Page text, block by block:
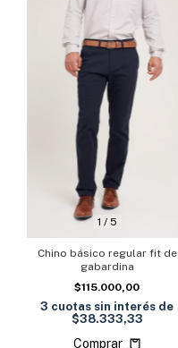
1 / 5
Chino básico regular fit de
gabardina
$115.000,00
3 cuotas sin interés de
$38.333,33
Comprar